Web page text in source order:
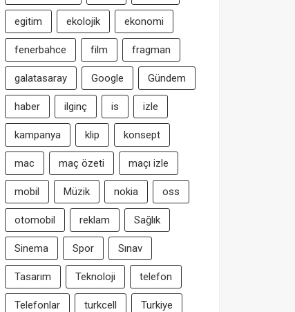
egitim ekolojik ekonomi
fenerbahce film fragman
galatasaray Google Gündem
haber ilginç is izle
kampanya klip konsept
mac maç özeti maçı izle
mobil Müzik nokia oss
otomobil reklam Sağlık
Sinema Spor Sınav
Tasarım Teknoloji telefon
Telefonlar turkcell Turkiye